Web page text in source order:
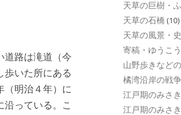
道路は滝道（今
歩いた所にある
（明治４年）に
っている。こ
天草の巨樹・
天草の石橋 (10)
天草の風景・
寄稿・ゆうこ
山野歩きなど
橘湾沿岸の戦
江戸期のみさ
江戸期のみさ